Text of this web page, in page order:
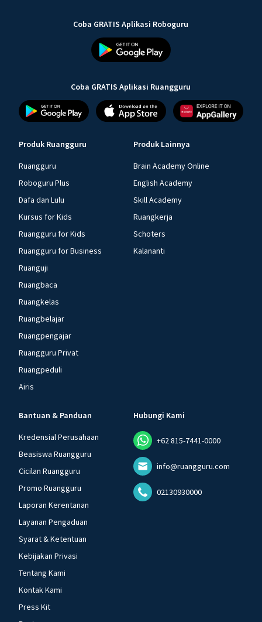
Coba GRATIS Aplikasi Roboguru
Coba GRATIS Aplikasi Ruangguru
Produk Ruangguru
Ruangguru
Roboguru Plus
Dafa dan Lulu
Kursus for Kids
Ruangguru for Kids
Ruangguru for Business
Ruanguji
Ruangbaca
Ruangkelas
Ruangbelajar
Ruangpengajar
Ruangguru Privat
Ruangpeduli
Airis
Produk Lainnya
Brain Academy Online
English Academy
Skill Academy
Ruangkerja
Schoters
Kalananti
Bantuan & Panduan
Kredensial Perusahaan
Beasiswa Ruangguru
Cicilan Ruangguru
Promo Ruangguru
Laporan Kerentanan
Layanan Pengaduan
Syarat & Ketentuan
Kebijakan Privasi
Tentang Kami
Kontak Kami
Press Kit
Hubungi Kami
+62 815-7441-0000
info@ruangguru.com
02130930000